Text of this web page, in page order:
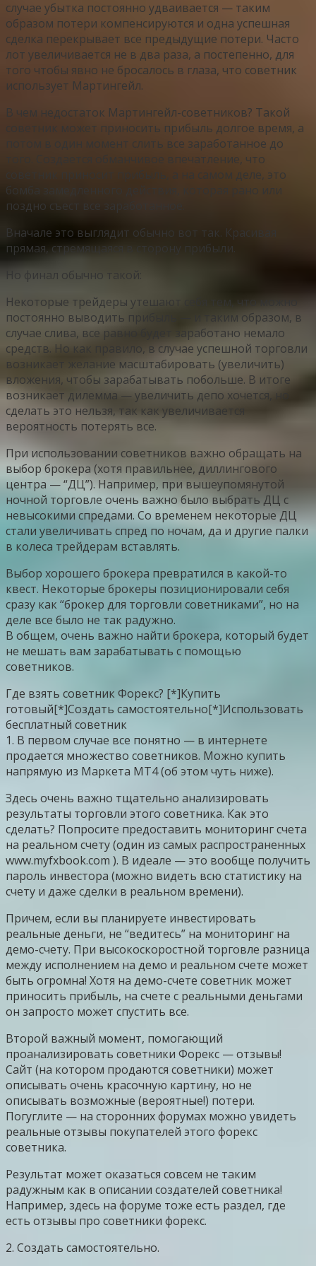
случае убытка постоянно удваивается — таким
образом потери компенсируются и одна успешная
сделка перекрывает все предыдущие потери. Часто
лот увеличивается не в два раза, а постепенно, для
того чтобы явно не бросалось в глаза, что советник
использует Мартингейл.
В чем недостаток Мартингейл-советников? Такой
советник может приносить прибыль долгое время, а
потом в один момент слить все заработанное до
того. Создается обманчивое впечатление, что
советник приносит прибыль, а на самом деле, это
бомба замедленного действия, которая рано или
поздно съест все заработанное.
Вначале это выглядит обычно вот так. Красивая
прямая, стремящаяся в сторону прибыли.
Но финал обычно такой:
Некоторые трейдеры утешают себя тем, что можно
постоянно выводить прибыль — и таким образом, в
случае слива, все равно будет заработано немало
средств. Но как правило, в случае успешной торговли
возникает желание масштабировать (увеличить)
вложения, чтобы зарабатывать побольше. В итоге
возникает дилемма — увеличить депо хочется, но
сделать это нельзя, так как увеличивается
вероятность потерять все.
При использовании советников важно обращать на
выбор брокера (хотя правильнее, диллингового
центра — “ДЦ”). Например, при вышеупомянутой
ночной торговле очень важно было выбрать ДЦ с
невысокими спредами. Со временем некоторые ДЦ
стали увеличивать спред по ночам, да и другие палки
в колеса трейдерам вставлять.
Выбор хорошего брокера превратился в какой-то
квест. Некоторые брокеры позиционировали себя
сразу как “брокер для торговли советниками”, но на
деле все было не так радужно.
В общем, очень важно найти брокера, который будет
не мешать вам зарабатывать с помощью
советников.
Где взять советник Форекс? [*]Купить
готовый[*]Создать самостоятельно[*]Использовать
бесплатный советник
1. В первом случае все понятно — в интернете
продается множество советников. Можно купить
напрямую из Маркета МТ4 (об этом чуть ниже).
Здесь очень важно тщательно анализировать
результаты торговли этого советника. Как это
сделать? Попросите предоставить мониторинг счета
на реальном счету (один из самых распространенных
www.myfxbook.com ). В идеале — это вообще получить
пароль инвестора (можно видеть всю статистику на
счету и даже сделки в реальном времени).
Причем, если вы планируете инвестировать
реальные деньги, не “ведитесь” на мониторинг на
демо-счету. При высокоскоростной торговле разница
между исполнением на демо и реальном счете может
быть огромна! Хотя на демо-счете советник может
приносить прибыль, на счете с реальными деньгами
он запросто может спустить все.
Второй важный момент, помогающий
проанализировать советники Форекс — отзывы!
Сайт (на котором продаются советники) может
описывать очень красочную картину, но не
описывать возможные (вероятные!) потери.
Погуглите — на сторонних форумах можно увидеть
реальные отзывы покупателей этого форекс
советника.
Результат может оказаться совсем не таким
радужным как в описании создателей советника!
Например, здесь на форуме тоже есть раздел, где
есть отзывы про советники форекс.
2. Создать самостоятельно.